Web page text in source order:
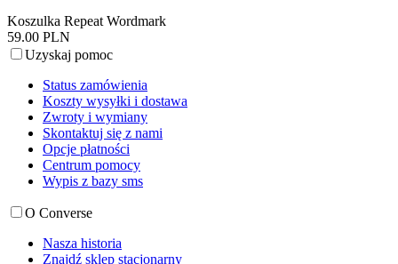
Koszulka Repeat Wordmark
59.00 PLN
Uzyskaj pomoc
Status zamówienia
Koszty wysyłki i dostawa
Zwroty i wymiany
Skontaktuj się z nami
Opcje płatności
Centrum pomocy
Wypis z bazy sms
O Converse
Nasza historia
Znajdź sklep stacjonarny